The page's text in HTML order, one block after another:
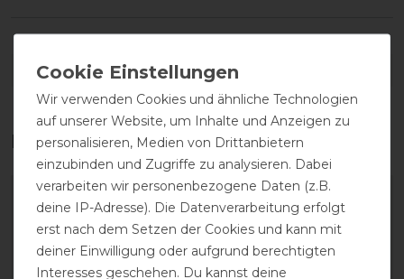
DETAILS ZUR PRODUKTSICHERHEIT
Das perfekte Zubehör für dich
Wir verwenden Cookies und ähnliche Technologien
auf unserer Website, um Inhalte und Anzeigen zu
personalisieren, Medien von Drittanbietern
einzubinden und Zugriffe zu analysieren. Dabei
verarbeiten wir personenbezogene Daten (z.B.
deine IP-Adresse). Die Datenverarbeitung erfolgt
erst nach dem Setzen der Cookies und kann mit
deiner Einwilligung oder aufgrund berechtigten
Interesses geschehen. Du kannst deine